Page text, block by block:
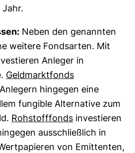
Neben den genannten
weitere Fondsarten. Mit
Anleger in
Geldmarktfonds
hingegen eine
fungible Alternative zum
Rohstofffonds investieren
ausschließlich in
von Emittenten,